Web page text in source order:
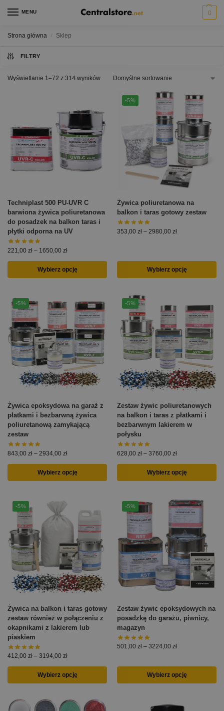
MENU 0
Strona główna / Sklep
FILTRY
Wyświetlanie 1–72 z 314 wyników
Techniplast 500 PU-UVR C
barwiona żywica poliuretanowa
do posadzek na balkon taras i
płytki odporna na UV
221,00 zł – 1650,00 zł
Wybierz opcję
-5%
Żywica poliuretanowa na
balkon i taras gotowy zestaw
353,00 zł – 2980,00 zł
Wybierz opcję
-5%
Żywica epoksydowa na garaż z
płatkami i bezbarwną żywica
poliuretanową zamykającą
zestaw
843,00 zł – 2934,00 zł
Wybierz opcję
-5%
Zestaw żywic poliuretanowych
na balkon i taras z płatkami i
bezbarwnym lakierem w
połysku
628,00 zł – 3760,00 zł
Wybierz opcję
-5%
Żywica na balkon i taras gotowy
zestaw również w połączeniu z
okapnikami z lakierem lub
piaskiem
412,00 zł – 3194,00 zł
Wybierz opcję
-5%
Zestaw żywic epoksydowych na
posadzkę do garażu, piwnicy,
magazyn
501,00 zł – 3224,00 zł
Wybierz opcję